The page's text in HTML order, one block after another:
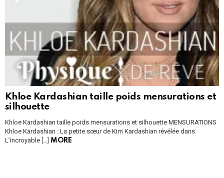
Khloe Kardashian taille poids mensurations et
silhouette
Khloe Kardashian taille poids mensurations et silhouette MENSURATIONS
Khloe Kardashian : La petite sœur de Kim Kardashian révélée dans
L’incroyable […] MORE